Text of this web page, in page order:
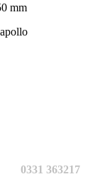
mm
0331 363217